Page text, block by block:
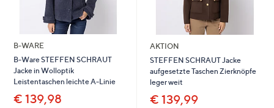
B-WARE
B-Ware STEFFEN SCHRAUT
Jacke in Wolloptik
Leistentaschen leichte A-Linie
€ 139,98
AKTION
STEFFEN SCHRAUT Jacke
aufgesetzte Taschen Zierknöpfe
leger weit
€ 139,99